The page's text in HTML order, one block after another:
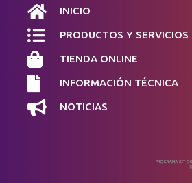
 INICIO
 PRODUCTOS Y SERVICIOS
 TIENDA ONLINE
 INFORMACIÓN TÉCNICA
 NOTICIAS